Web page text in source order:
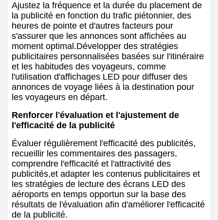
Ajustez la fréquence et la durée du placement de
la publicité en fonction du trafic piétonnier, des
heures de pointe et d'autres facteurs pour
s'assurer que les annonces sont affichées au
moment optimal.Développer des stratégies
publicitaires personnalisées basées sur l'itinéraire
et les habitudes des voyageurs, comme
l'utilisation d'affichages LED pour diffuser des
annonces de voyage liées à la destination pour
les voyageurs en départ.
Renforcer l'évaluation et l'ajustement de
l'efficacité de la publicité
Évaluer régulièrement l'efficacité des publicités,
recueillir les commentaires des passagers,
comprendre l'efficacité et l'attractivité des
publicités,et adapter les contenus publicitaires et
les stratégies de lecture des écrans LED des
aéroports en temps opportun sur la base des
résultats de l'évaluation afin d'améliorer l'efficacité
de la publicité.